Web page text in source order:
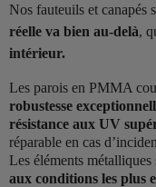
Nos fauteuils et canapés
réelle va bien au-delà,
intérieur.
Les parois en PMMA
robustesse
résistance aux UV
réparable en cas
Les éléments métalliques
aux conditions les plus